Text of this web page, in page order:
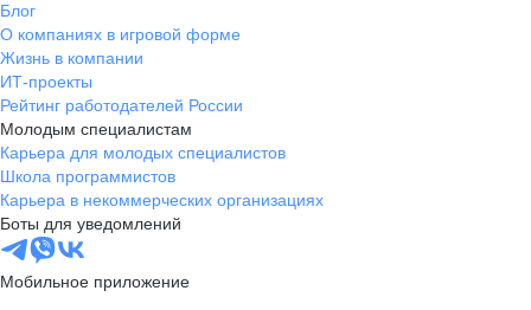
Блог
О компаниях в игровой форме
Жизнь в компании
ИТ-проекты
Рейтинг работодателей России
Молодым специалистам
Карьера для молодых специалистов
Школа программистов
Карьера в некоммерческих организациях
Боты для уведомлений
Мобильное приложение